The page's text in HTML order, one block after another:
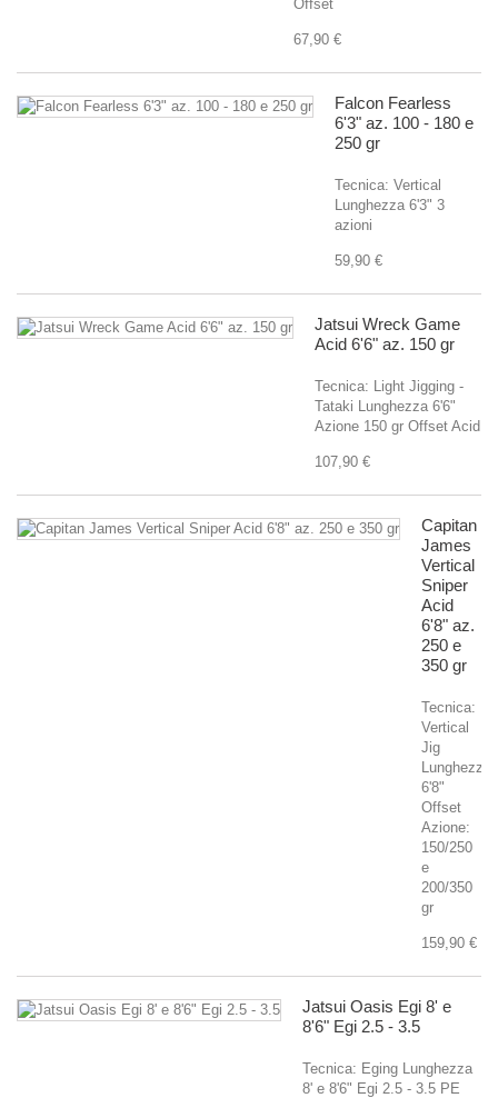
Offset
67,90 €
Falcon Fearless
6'3" az. 100 - 180 e
250 gr
Tecnica: Vertical
Lunghezza 6'3" 3
azioni
59,90 €
Jatsui Wreck Game
Acid 6'6" az. 150 gr
Tecnica: Light Jigging -
Tataki Lunghezza 6'6"
Azione 150 gr Offset Acid
107,90 €
Capitan
James
Vertical
Sniper
Acid
6'8" az.
250 e
350 gr
Tecnica:
Vertical
Jig
Lunghezza
6'8"
Offset
Azione:
150/250
e
200/350
gr
159,90 €
Jatsui Oasis Egi 8' e
8'6" Egi 2.5 - 3.5
Tecnica: Eging Lunghezza
8' e 8'6" Egi 2.5 - 3.5 PE